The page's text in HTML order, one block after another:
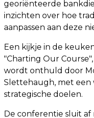
georiënteerde
inzichten over hoe
aanpassen aan deze
Een kijkje in de
"Charting Our
wordt onthuld door
Slettehaugh, met een
strategische doelen.
De conferentie sluit